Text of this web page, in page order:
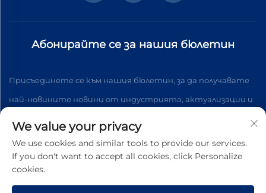
Абонирайте се за нашия бюлетин
Присъединете се към нашия бюлетин, за да получавате
най-новините новини от индустрията, актуализации и
Абонирай се
We value your privacy
We use cookies and similar tools to provide our services.
If you don't want to accept all cookies, click Personalize
cookies.